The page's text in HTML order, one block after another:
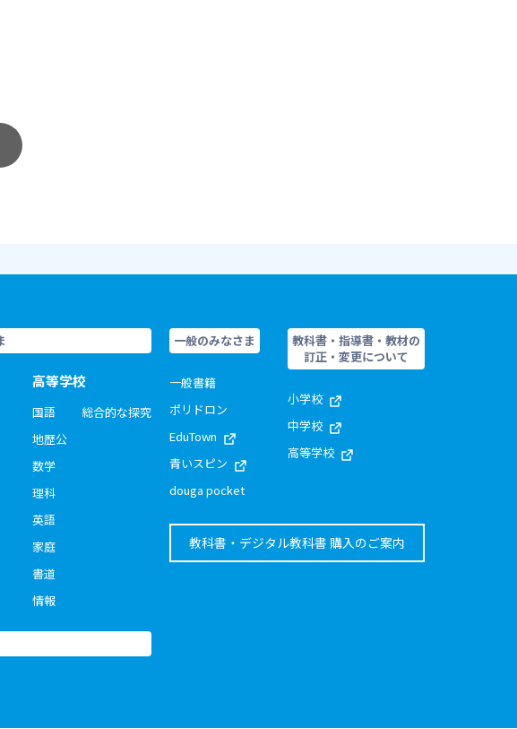
高等学校
国語
地歴公
数学
理科
英語
家庭
書道
情報
総合的な探究
一般のみなさま
一般書籍
ポリドロン
EduTown
青いスピン
douga pocket
教科書・指導書・教材の
訂正・変更について
小学校
中学校
高等学校
教科書・デジタル教科書 購入のご案内